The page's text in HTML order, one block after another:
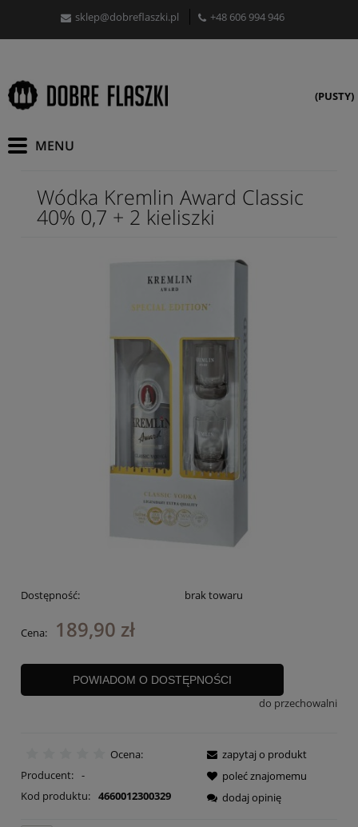
sklep@dobreflaszki.pl +48 606 994 946
(PUSTY)
Wódka Kremlin Award Classic
40% 0,7 + 2 kieliszki
Dostępność: brak towaru
Cena: 189,90 zł
POWIADOM O DOSTĘPNOŚCI
do przechowalni
Ocena:
Producent: -
Kod produktu: 4660012300329
zapytaj o produkt
poleć znajomemu
dodaj opinię